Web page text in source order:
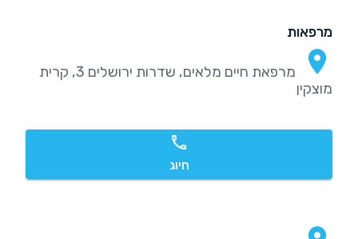
מרפאות
מרפאת חיים מלאים, שדרות ירושלים 3, קרית
מוצקין
חיוג